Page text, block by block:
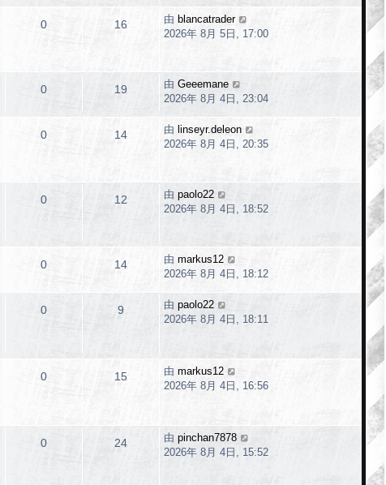
0 16 由 blancatrader
2026年 8月 5日, 17:00
0 19 由 Geeemane
2026年 8月 4日, 23:04
0 14 由 linseyr.deleon
2026年 8月 4日, 20:35
0 12 由 paolo22
2026年 8月 4日, 18:52
0 14 由 markus12
2026年 8月 4日, 18:12
0 9 由 paolo22
2026年 8月 4日, 18:11
0 15 由 markus12
2026年 8月 4日, 16:56
0 24 由 pinchan7878
2026年 8月 4日, 15:52